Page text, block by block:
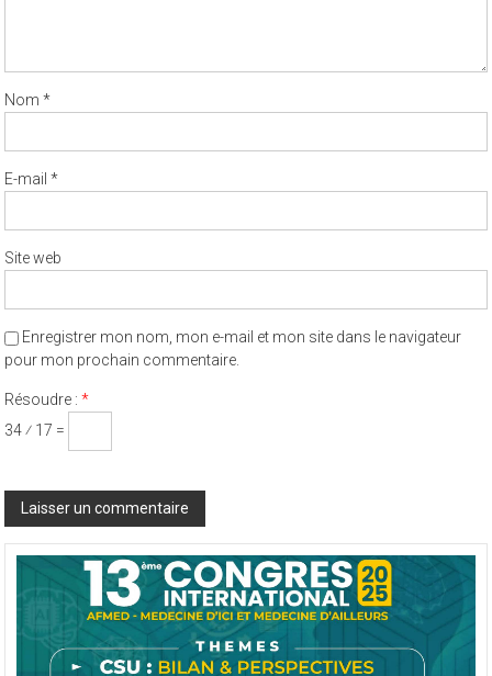
Nom*
E-mail*
Site web
Enregistrer mon nom, mon e-mail et mon site dans le navigateur
pour mon prochain commentaire.
Résoudre :*
34 ⁄ 17 =